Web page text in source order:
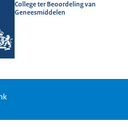
College ter Beoordeling van
Geneesmiddelen